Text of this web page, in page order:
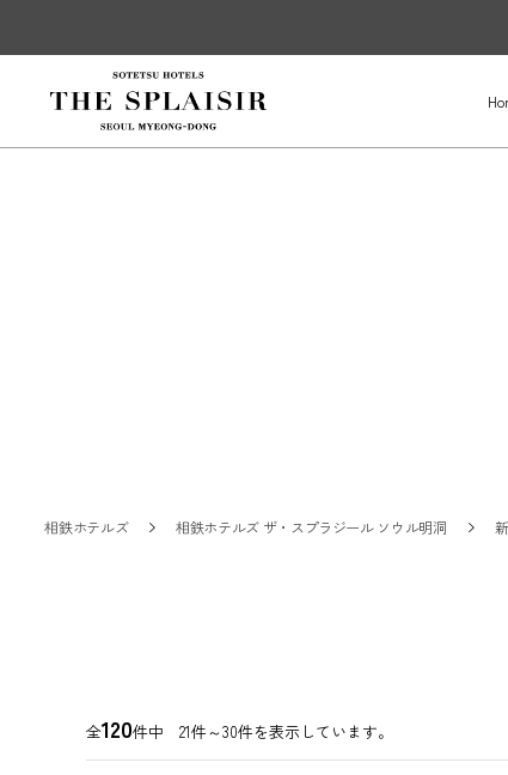
相鉄ホテルズ 相鉄ホテルズ ザ・スプラジール ソウル明洞
全120件中 21件～30件を表示しています。